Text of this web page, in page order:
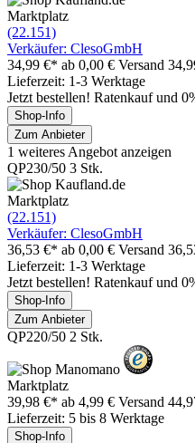
Marktplatz
(22.151)
Verkäufer: ClesoGmbH
34,99 €* ab 0,00 € Versand
Lieferzeit: 1-3 Werktage
Jetzt bestellen! Ratenkauf und
Shop-Info
Zum Anbieter
1 weiteres Angebot anzeigen
QP230/50 3 Stk.
Marktplatz
(22.151)
Verkäufer: ClesoGmbH
36,53 €* ab 0,00 € Versand
Lieferzeit: 1-3 Werktage
Jetzt bestellen! Ratenkauf und
Shop-Info
Zum Anbieter
QP220/50 2 Stk.
Marktplatz
39,98 €* ab 4,99 € Versand
Lieferzeit: 5 bis 8 Werktage
Shop-Info